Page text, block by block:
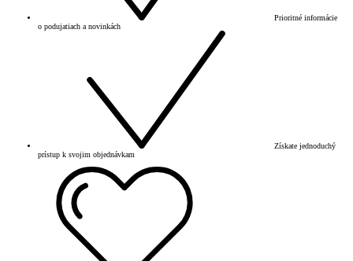
Prioritné informácie
o podujatiach a novinkách
Získate jednoduchý
prístup k svojim objednávkam